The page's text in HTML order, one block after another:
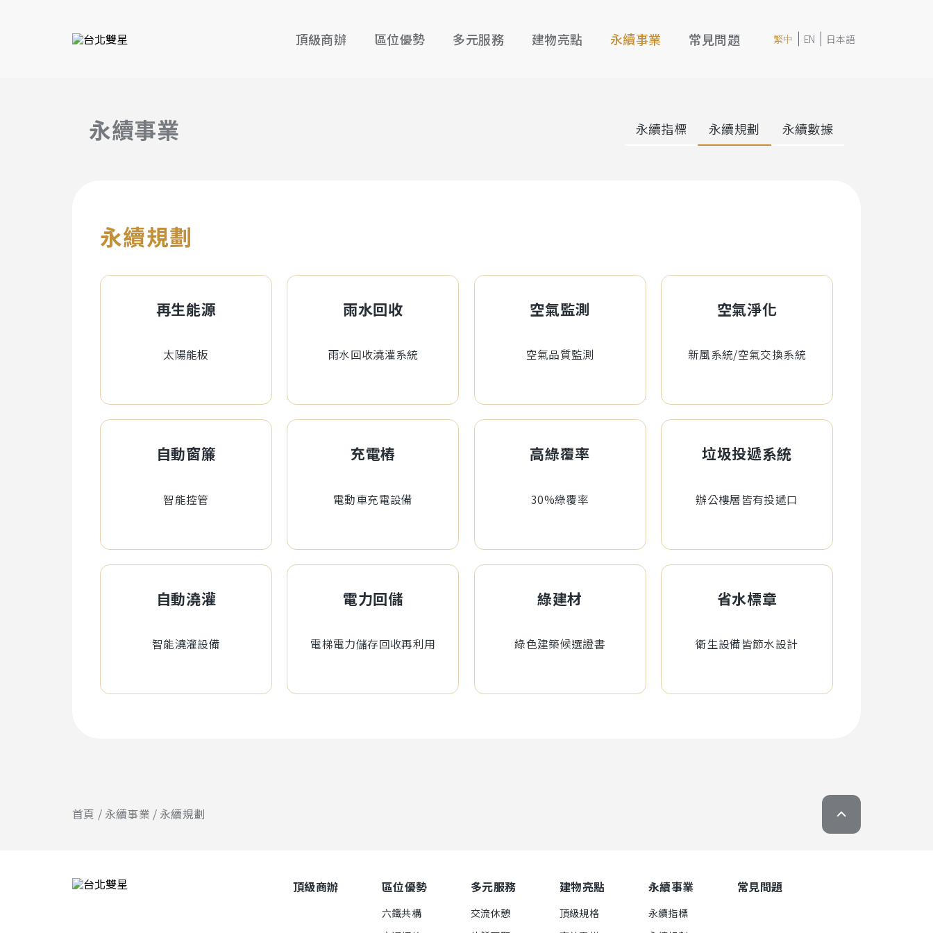
頂級商辦 區位優勢 多元服務 建物亮點 永續事業 常見問題 繁中 EN 日本語
永續事業 永續指標 永續規劃 永續數據
永續規劃
再生能源
太陽能板
雨水回收
雨水回收澆灌系統
空氣監測
空氣品質監測
空氣淨化
新風系統/空氣交換系統
自動窗簾
智能控管
充電樁
電動車充電設備
高綠覆率
30%綠覆率
垃圾投遞系統
辦公樓層皆有投遞口
自動澆灌
智能澆灌設備
電力回儲
電梯電力儲存回收再利用
綠建材
綠色建築候選證書
省水標章
衛生設備皆節水設計
首頁 永續事業 永續規劃
頂級商辦 區位優勢
六鐵共構
多元服務
交流休憩
建物亮點
頂級規格
永續事業
永續指標
常見問題